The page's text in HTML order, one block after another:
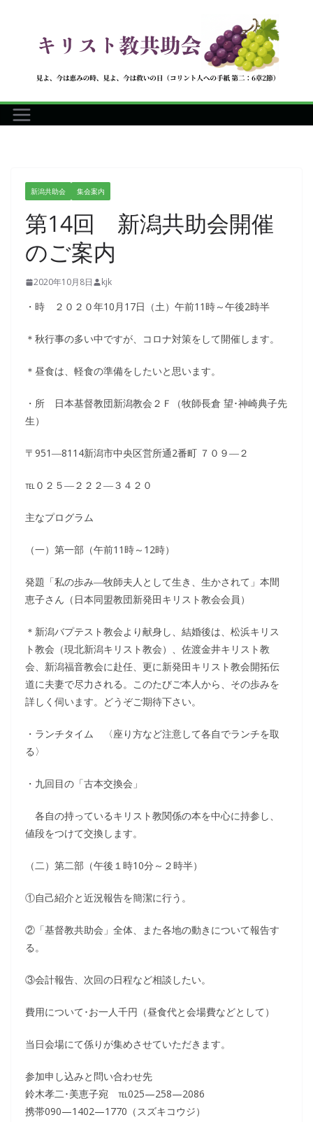
へ
ス
新潟共助会 集会案内
第14回 新潟共助会開催
のご案内
2020年10月8日 kjk
・時 ２０２０年10月17日（土）午前11時～午後2時半
＊秋行事の多い中ですが、コロナ対策をして開催します。
＊昼食は、軽食の準備をしたいと思います。
・所 日本基督教団新潟教会２Ｆ（牧師長倉 望･神崎典子先
生）
〒951―8114新潟市中央区営所通2番町 ７０９―２
℡０２５―２２２―３４２０
主なプログラム
（一）第一部（午前11時～12時）
発題「私の歩み―牧師夫人として生き、生かされて」本間
恵子さん（日本同盟教団新発田キリスト教会会員）
＊新潟バプテスト教会より献身し、結婚後は、松浜キリス
ト教会（現北新潟キリスト教会）、佐渡金井キリスト教
会、新潟福音教会に赴任、更に新発田キリスト教会開拓伝
道に夫妻で尽力される。このたびご本人から、その歩みを
詳しく伺います。どうぞご期待下さい。
・ランチタイム 〈座り方など注意して各自でランチを取
る〉
・九回目の「古本交換会」
各自の持っているキリスト教関係の本を中心に持参し、
値段をつけて交換します。
（二）第二部（午後１時10分～２時半）
①自己紹介と近況報告を簡潔に行う。
②「基督教共助会」全体、また各地の動きについて報告す
る。
③会計報告、次回の日程など相談したい。
費用について･お一人千円（昼食代と会場費などとして）
当日会場にて係りが集めさせていただきます。
参加申し込みと問い合わせ先
鈴木孝二･美恵子宛 ℡025—258—2086
携帯090—1402—1770（スズキコウジ）